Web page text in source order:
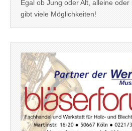
Egal ob Jung oder Alt, alleine
gibt viele Möglichkeiten!